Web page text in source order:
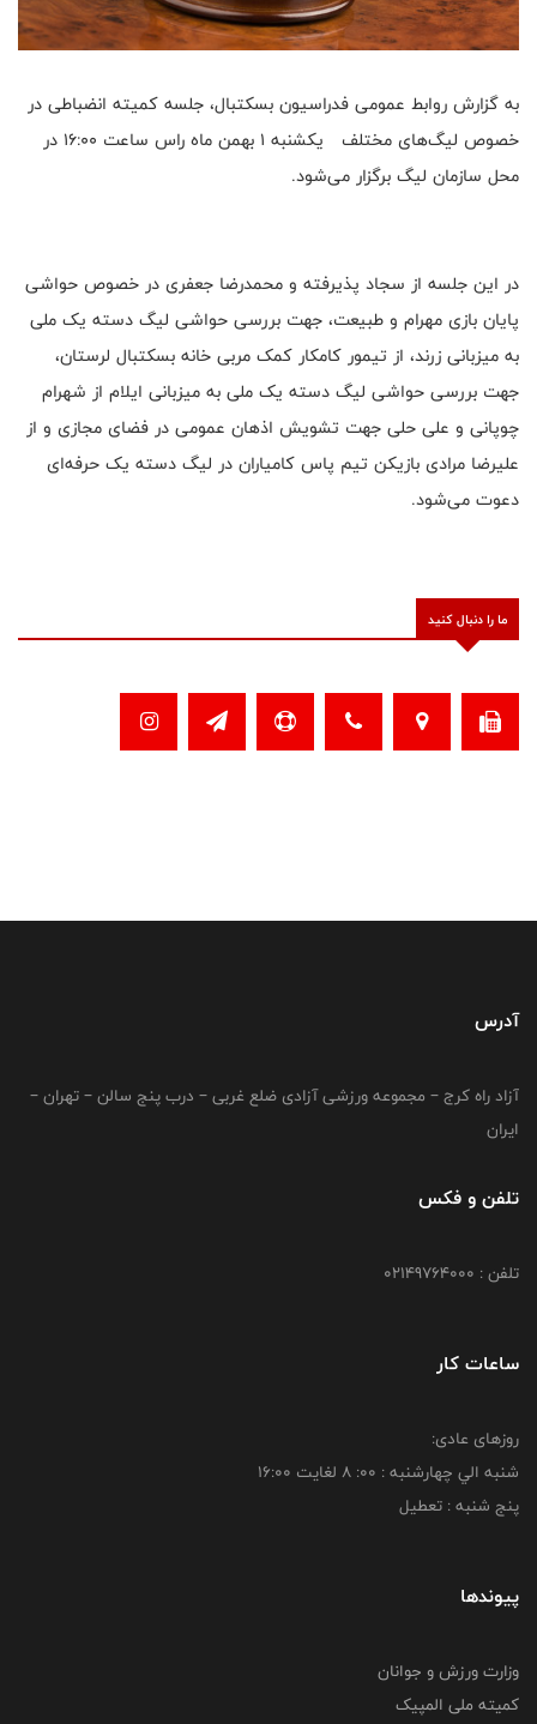
به گزارش روابط عمومی فدراسیون بسکتبال، جلسه کمیته انضباطی در
خصوص لیگ‌های مختلف یکشنبه ۱ بهمن ماه راس ساعت ۱۶:۰۰ در
محل سازمان لیگ برگزار می‌شود.
در این جلسه از سجاد پذیرفته و محمدرضا جعفری در خصوص حواشی
پایان بازی مهرام و طبیعت، جهت بررسی حواشی لیگ دسته یک ملی
به میزبانی زرند، از تیمور کامکار کمک مربی خانه بسکتبال لرستان،
جهت بررسی حواشی لیگ دسته یک ملی به میزبانی ایلام از شهرام
چوپانی و علی حلی جهت تشویش اذهان عمومی در فضای مجازی و از
علیرضا مرادی بازیکن تیم پاس کامیاران در لیگ دسته یک حرفه‌ای
دعوت می‌شود.
ما را دنبال کنید
آدرس
آزاد راه کرج – مجموعه ورزشی آزادی ضلع غربی – درب پنج سالن – تهران –
ایران
تلفن و فکس
تلفن : 02149764000
ساعات کار
روزهای عادی:
شنبه الي چهارشنبه : 00: 8 لغايت 16:00
پنج شنبه : تعطیل
پیوندها
وزارت ورزش و جوانان
کمیته ملی المپیک